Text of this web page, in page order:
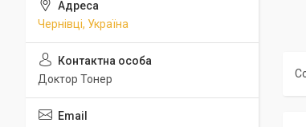
Чернівці, Україна
Доктор Тонер